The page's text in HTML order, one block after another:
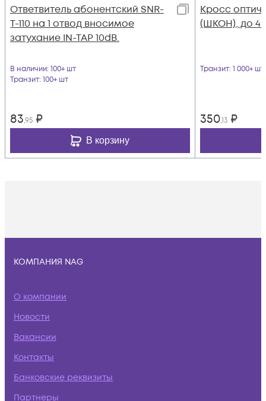
Ответвитель абонентский SNR-
T-110 на 1 отвод вносимое
затухание IN-TAP 10dB.
В наличии: 100+ шт
Транзит: 100+ шт
83,95 ₽
В корзину
Кросс
(ШКОН), до
Транзит: 1 000+ шт
350,13 ₽
КОМПАНИЯ NAG
О компании
Новости
Вакансии
Контакты
Банковские реквизиты
Партнеры